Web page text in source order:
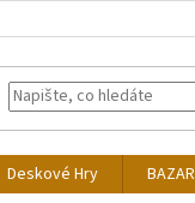
Deskové Hry BAZAR